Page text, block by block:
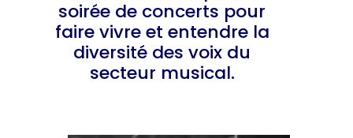
soirée de concerts pour
faire vivre et entendre la
diversité des voix du
secteur musical.